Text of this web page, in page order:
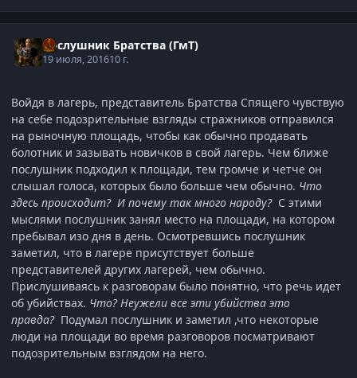
Послушник Братства (ГмТ)
19 июля, 201610 г.
Войдя в лагерь, представитель Братства Спящего чувствую
на себе подозрительные взгляды стражников отправился
на рыночную площадь, чтобы как обычно продавать
болотник и зазывать новичков в свой лагерь. Чем ближе
послушник подходил к площади, тем громче и четче он
слышал голоса, которых было больше чем обычно. Что
здесь происходит? И почему так много народу? С этими
мыслями послушник занял место на площади, на котором
пребывал изо дня в день. Осмотревшись послушник
заметил, что в лагере присутствует больше
представителей других лагерей, чем обычно.
Прислушиваясь к разговорам было понятно, что речь идет
об убийствах. Что? Неужели все эти убийства это
правда? Подумал послушник и заметил ,что некоторые
люди на площади во время разговоров посматривают
подозрительным взглядом на него.